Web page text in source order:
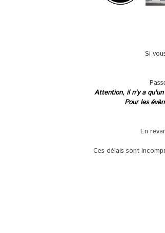
Si
Attention, il n'y a qu'un
Pour les
En
Ces délais sont